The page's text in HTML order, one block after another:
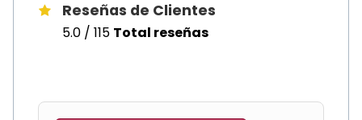
Reseñas de Clientes
5.0 / 115 Total reseñas